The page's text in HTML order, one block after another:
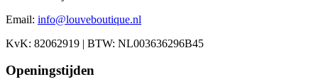
Email: info@louveboutique.nl
KvK: 82062919 | BTW: NL003636296B45
Openingstijden